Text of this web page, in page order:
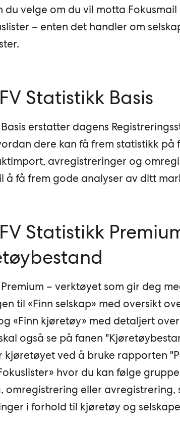
du velge om du vil motta
– enten det handler om
Statistikk Basis
erstatter dagens
dere kan få frem statistikk på
avregistreringer og
å få frem gode analyser av ditt
Statistikk
Premium – verktøyet som gir deg
til «Finn selskap» med oversikt
«Finn kjøretøy» med detaljert
også se på fanen
kjøretøyet ved å bruke rapporten
hvor du kan følge
omregistrering eller avregistrering,
i forhold til kjøretøy og